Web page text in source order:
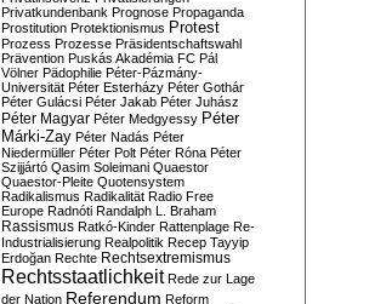
Privatkundenbank Prognose Propaganda
Prostitution Protektionismus Protest
Prozess Prozesse Präsidentschaftswahl
Prävention Puskás Akadémia FC Pál
Völner Pädophilie Péter-Pázmány-
Universität Péter Esterházy Péter Gothár
Péter Gulácsi Péter Jakab Péter Juhász
Péter Magyar Péter Medgyessy Péter
Márki-Zay Péter Nadás Péter
Niedermüller Péter Polt Péter Róna Péter
Szijjártó Qasim Soleimani Quaestor
Quaestor-Pleite Quotensystem
Radikalismus Radikalität Radio Free
Europe Radnóti Randalph L. Braham
Rassismus Ratkó-Kinder Rattenplage Re-
Industrialisierung Realpolitik Recep Tayyip
Erdoğan Rechte Rechtsextremismus
Rechtsstaatlichkeit Rede zur Lage
der Nation Referendum Reform